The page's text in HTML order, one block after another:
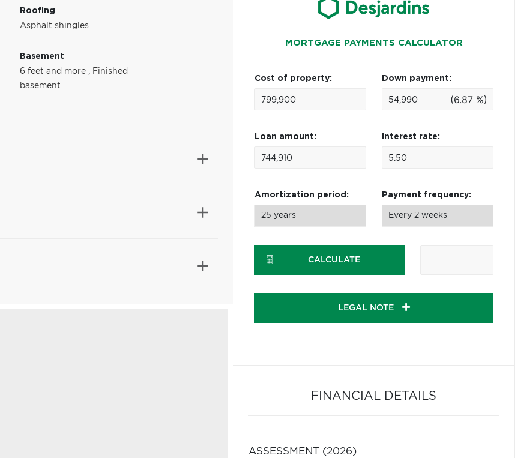
Roofing
Asphalt shingles
Basement
6 feet and more , Finished
basement
MORTGAGE PAYMENTS CALCULATOR
Cost of property: Down payment:
(6.87 %)
Loan amount: Interest rate:
Amortization period: Payment frequency:
CALCULATE
LEGAL NOTE
FINANCIAL DETAILS
ASSESSMENT (2026)